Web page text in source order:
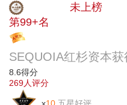
未上榜
第99+名
SEQUOIA红杉资本
8.6得分
269人评分
x10 五星好评